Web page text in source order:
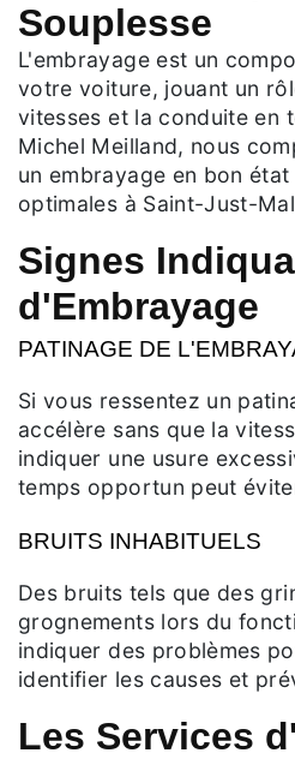
Souplesse
L'embrayage est un
votre voiture, jouant un
vitesses et la conduite en
Michel Meilland, nous
un embrayage en bon
optimales à Saint-Just-
Signes
d'Embrayage
PATINAGE DE
Si vous ressentez un
accélère sans que la
indiquer une usure
temps opportun peut
BRUITS INHABITUELS
Des bruits tels que des
grognements lors du
indiquer des problèmes
identifier les causes et
Les Services